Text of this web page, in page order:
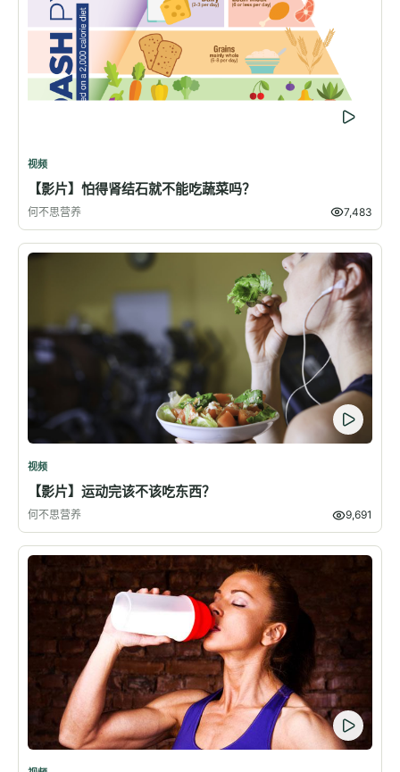
视频
【影片】怕得肾结石就不能吃蔬菜吗？
何不思营养 7,483
视频
【影片】运动完该不该吃东西？
何不思营养 9,691